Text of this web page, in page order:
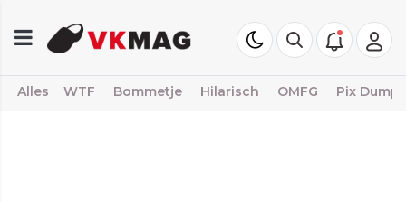
Alles WTF Bommetje Hilarisch OMFG Pix Dump